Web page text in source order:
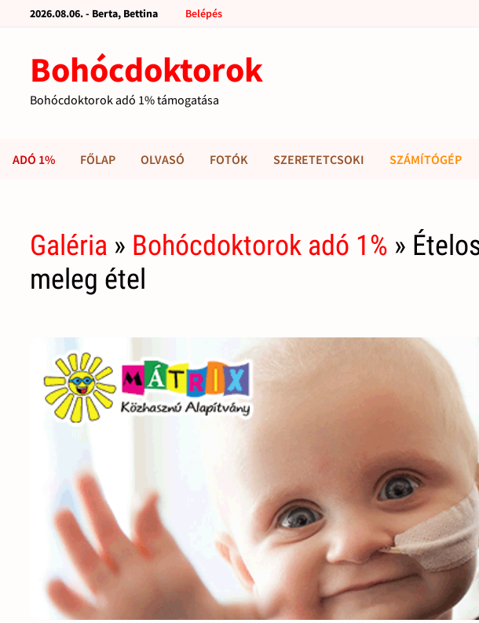
2026.08.06. - Berta, Bettina Belépés
Bohócdoktorok
Bohócdoktorok adó 1% támogatása
ADÓ 1% FŐLAP OLVASÓ FOTÓK SZERETETCSOKI SZÁMÍTÓGÉP
Galéria » Bohócdoktorok adó 1% »
meleg étel